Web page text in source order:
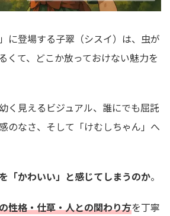
に登場する子翠（シスイ）は、虫が
くて、どこか放っておけない魅力を
く見えるビジュアル、誰にでも屈託
のなさ、そして「けむしちゃん」へ
「かわいい」と感じてしまうのか。
性格・仕草・人との関わり方を丁寧